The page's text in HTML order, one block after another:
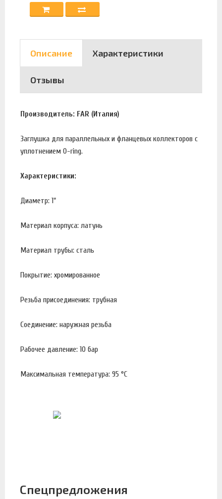
Описание Характеристики
Отзывы
Производитель: FAR (Италия)
Заглушка для параллельных и фланцевых коллекторов с
уплотнением O-ring.
Характеристики:
Диаметр: 1"
Материал корпуса: латунь
Материал трубы: сталь
Покрытие: хромированное
Резьба присоединения: трубная
Соединение: наружная резьба
Рабочее давление: 10 бар
Максимальная температура: 95 °С
Спецпредложения